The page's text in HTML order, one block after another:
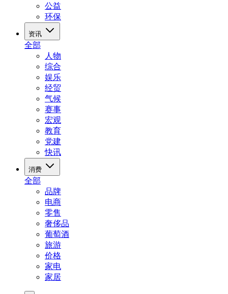
公益
环保
资讯
全部
人物
综合
娱乐
经贸
气候
赛事
宏观
教育
党建
快讯
消费
全部
品牌
电商
零售
奢侈品
葡萄酒
旅游
价格
家电
家居